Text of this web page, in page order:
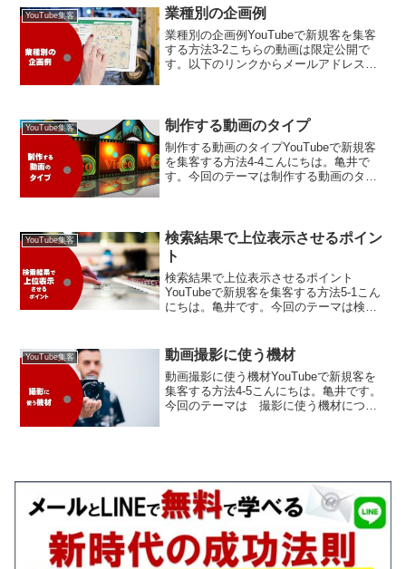
のメールサービスであるGmailを利用でき
るようになります。...
YouTube集客 業種別の企画例
業種別の企画例YouTubeで新規客を集客
する方法3-2こちらの動画は限定公開で
す。以下のリンクからメールアドレスを
視聴ください。
YouTube集客 制作する動画のタイプ
制作する動画のタイプYouTubeで新規客
を集客する方法4-4こんにちは。亀井で
す。今回のテーマは制作する動画のタイ
れを見れば...
YouTube集客
検索結果で上位表示させるポイン
ト
検索結果で上位表示させるポイント
YouTubeで新規客を集客する方法5-1こん
にちは。亀井です。今回のテーマは検索
なたは、インターネットでの検索結果で
上位表示させるポイ...
YouTube集客 動画撮影に使う機材
動画撮影に使う機材YouTubeで新規客を
集客する方法4-5こんにちは。亀井です。
今回のテーマは 撮影に使う機材につい